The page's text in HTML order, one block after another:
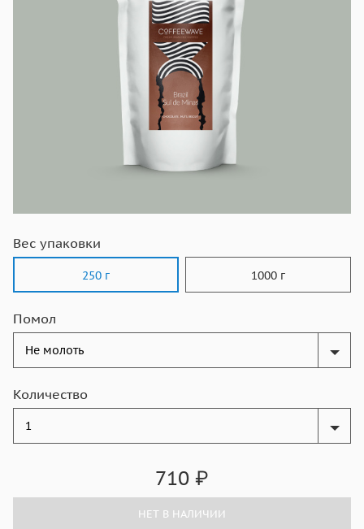
Вес упаковки
250 г 1000 г
Помол
Количество
710 ₽
НЕТ В НАЛИЧИИ